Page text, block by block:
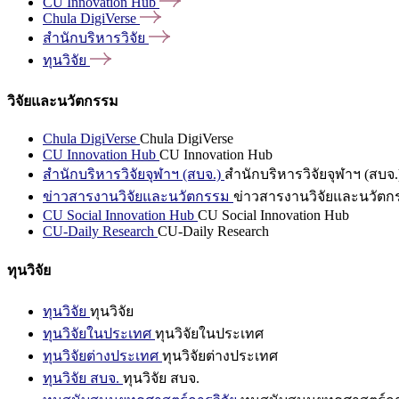
Chula DigiVerse
สำนักบริหารวิจัย
ทุนวิจัย
วิจัยและนวัตกรรม
Chula DigiVerse Chula DigiVerse
CU Innovation Hub CU Innovation Hub
สำนักบริหารวิจัยจุฬาฯ (สบจ.) สำนักบริหารวิจัยจุฬาฯ (สบจ
ข่าวสารงานวิจัยและนวัตกรรม ข่าวสารงานวิจัยและนวัตก
CU Social Innovation Hub CU Social Innovation Hub
CU-Daily Research CU-Daily Research
ทุนวิจัย
ทุนวิจัย ทุนวิจัย
ทุนวิจัยในประเทศ ทุนวิจัยในประเทศ
ทุนวิจัยต่างประเทศ ทุนวิจัยต่างประเทศ
ทุนวิจัย สบจ. ทุนวิจัย สบจ.